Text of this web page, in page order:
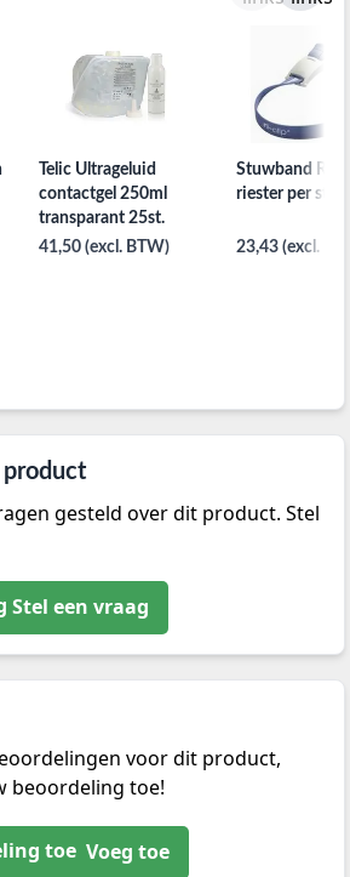
Telic Ultrageluid
contactgel 250ml
transparant 25st.
41,50 (excl. BTW)
Stuwband Ri-
riester per stuk
23,43 (excl.
gesteld over dit product. Stel
Stel een vraag
voor dit product,
beoordeling toe!
Voeg toe